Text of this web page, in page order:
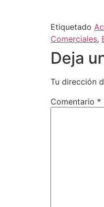
Etiquetado
Comerciales,
Deja
Tu dirección
Comentario *